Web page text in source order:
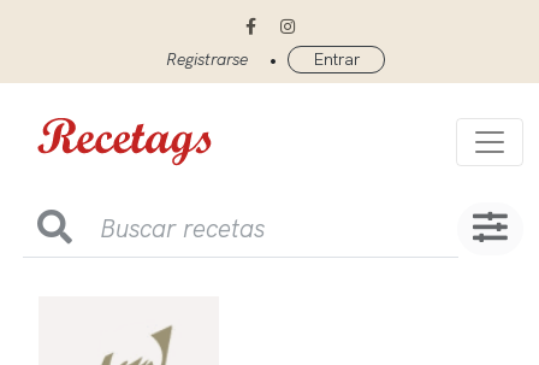
Registrarse • Entrar